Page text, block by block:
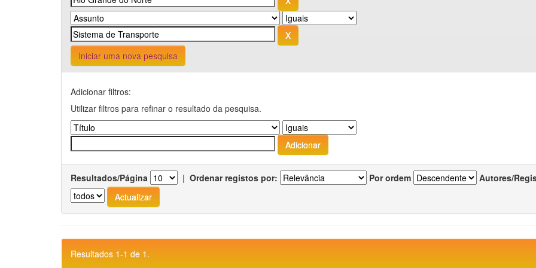
Iniciar uma nova pesquisa
Adicionar filtros:
Utilizar filtros para refinar o resultado da pesquisa.
Resultados/Página | Ordenar registos por: Por ordem Autores/
Resultados 1-1 de 1.